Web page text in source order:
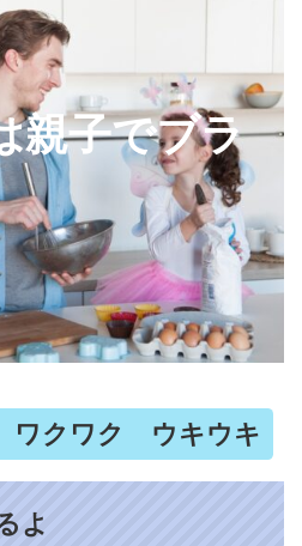
親子でブラ
ワクワク ウキウキ
よ